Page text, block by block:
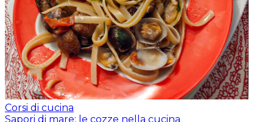
Corsi di cucina
Sapori di mare: le cozze nella cucina